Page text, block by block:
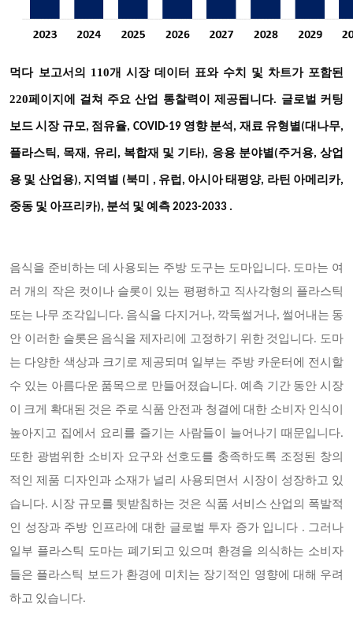
먹다 보고서의 110개 시장 데이터 표와 수치 및 차트가 포함된
220페이지에 걸쳐 주요 산업 통찰력이 제공됩니다. 글로벌 커팅
보드 시장 규모, 점유율, COVID-19 영향 분석, 재료 유형별(대나무,
플라스틱, 목재, 유리, 복합재 및 기타), 응용 분야별(주거용, 상업
용 및 산업용), 지역별 (북미 , 유럽, 아시아 태평양, 라틴 아메리카,
중동 및 아프리카), 분석 및 예측 2023-2033 .
음식을 준비하는 데 사용되는 주방 도구는 도마입니다. 도마는 여
러 개의 작은 컷이나 슬롯이 있는 평평하고 직사각형의 플라스틱
또는 나무 조각입니다. 음식을 다지거나, 깍둑썰거나, 썰어내는 동
안 이러한 슬롯은 음식을 제자리에 고정하기 위한 것입니다. 도마
는 다양한 색상과 크기로 제공되며 일부는 주방 카운터에 전시할
수 있는 아름다운 품목으로 만들어졌습니다. 예측 기간 동안 시장
이 크게 확대된 것은 주로 식품 안전과 청결에 대한 소비자 인식이
높아지고 집에서 요리를 즐기는 사람들이 늘어나기 때문입니다.
또한 광범위한 소비자 요구와 선호도를 충족하도록 조정된 창의
적인 제품 디자인과 소재가 널리 사용되면서 시장이 성장하고 있
습니다. 시장 규모를 뒷받침하는 것은 식품 서비스 산업의 폭발적
인 성장과 주방 인프라에 대한 글로벌 투자 증가 입니다 . 그러나
일부 플라스틱 도마는 폐기되고 있으며 환경을 의식하는 소비자
들은 플라스틱 보드가 환경에 미치는 장기적인 영향에 대해 우려
하고 있습니다.